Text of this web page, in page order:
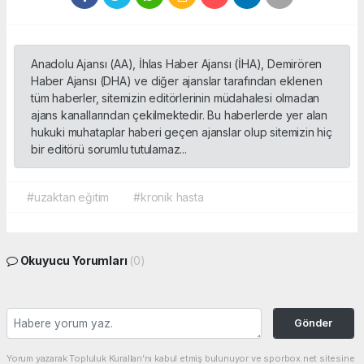
Anadolu Ajansı (AA), İhlas Haber Ajansı (İHA), Demirören
Haber Ajansı (DHA) ve diğer ajanslar tarafından eklenen
tüm haberler, sitemizin editörlerinin müdahalesi olmadan
ajans kanallarından çekilmektedir. Bu haberlerde yer alan
hukuki muhataplar haberi geçen ajanslar olup sitemizin hiç
bir editörü sorumlu tutulamaz...
#uzaktan eğitim #kronik hasta
Okuyucu Yorumları (0)
Gönder
Yorum yazarak Topluluk Kuralları’nı kabul etmiş bulunuyor ve sporbox.net sitesine